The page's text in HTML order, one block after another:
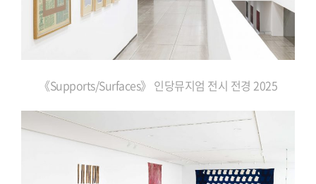
《Supports/Surfaces》 인당뮤지엄 전시 전경 2025